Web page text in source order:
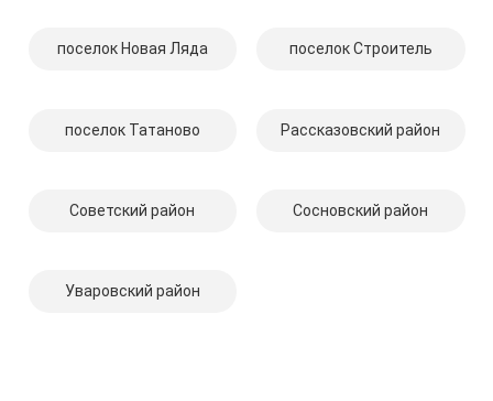
поселок Новая Ляда поселок Строитель
поселок Татаново Рассказовский район
Советский район Сосновский район
Уваровский район